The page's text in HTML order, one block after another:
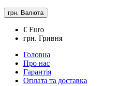
грн. Валюта
€ Euro
грн. Гривня
Головна
Про нас
Гарантія
Оплата та доставка